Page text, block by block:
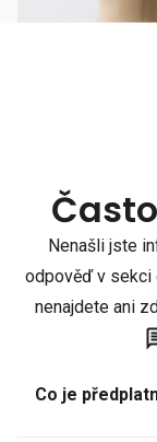
Nenašli jste
odpověď v sekci
nenajdete ani
Co je